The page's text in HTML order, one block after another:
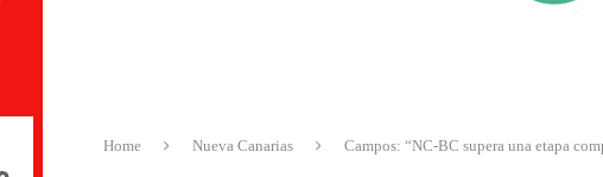
Home Nueva Canarias Campos: “NC-BC supera una etapa